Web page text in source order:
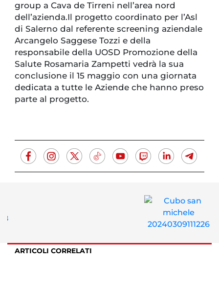
group a Cava de Tirreni nell’area nord
dell’azienda.Il progetto coordinato per l’Asl
di Salerno dal referente screening aziendale
Arcangelo Saggese Tozzi e della
responsabile della UOSD Promozione della
Salute Rosamaria Zampetti vedrà la sua
conclusione il 15 maggio con una giornata
dedicata a tutte le Aziende che hanno preso
parte al progetto.
ARTICOLI CORRELATI